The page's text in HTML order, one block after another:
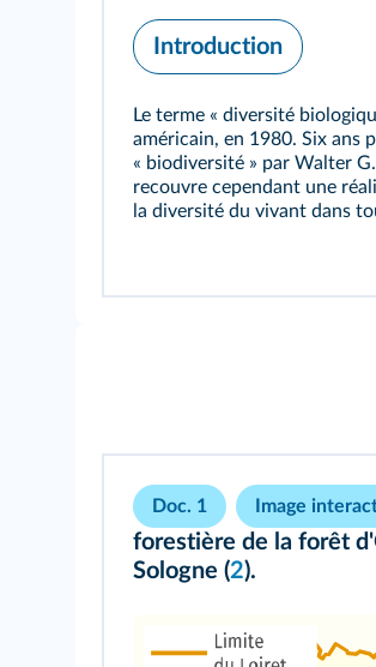
Introduction
Le terme « diversité
américain, en 1980. Six ans
« biodiversité » par Walter
recouvre cependant une
la diversité du vivant dans
Doc. 1 Image
forestière de la forêt
Sologne (2).